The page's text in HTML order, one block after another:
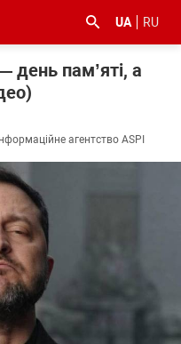
UA RU
день пам’яті, а
агентство ASPI
#коронавірус